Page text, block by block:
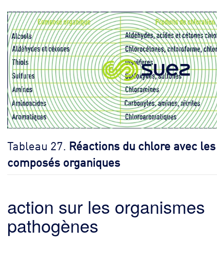
Tableau 27. Réactions du chlore avec les
composés organiques
action sur les organismes
pathogènes